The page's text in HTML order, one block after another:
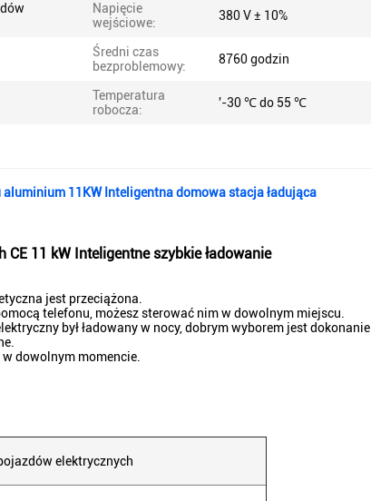
Napięcie
wejściowe:
380 V ± 10%
Średni czas
bezproblemowy:
8760 godzin
Temperatura
robocza:
'-30 ℃ do 55 ℃
11KW Inteligentna domowa stacja ładująca
11 kW Inteligentne szybkie ładowanie
jest przeciążona.
telefonu, możesz sterować nim w dowolnym miejscu.
był ładowany w nocy, dobrym wyborem jest dokonanie
dowolnym momencie.
elektrycznych